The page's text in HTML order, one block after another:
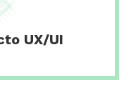
UX/UI